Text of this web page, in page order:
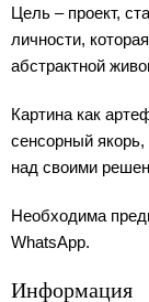
Цель – проект,
личности,
абстрактной
Картина как
сенсорный якорь,
над своими
Необходима
WhatsApp.
Информация